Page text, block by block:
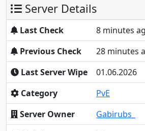
Server Details
Last Check
8 minutes
Previous Check
28 minutes
Last Server Wipe
01.06.2026
Category
PvE
Server Owner
Gabirubs_